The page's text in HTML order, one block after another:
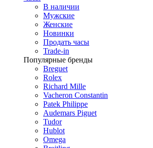
В наличии
Мужские
Женские
Новинки
Продать часы
Trade-in
Популярные бренды
Breguet
Rolex
Richard Mille
Vacheron Constantin
Patek Philippe
Audemars Piguet
Tudor
Hublot
Omega